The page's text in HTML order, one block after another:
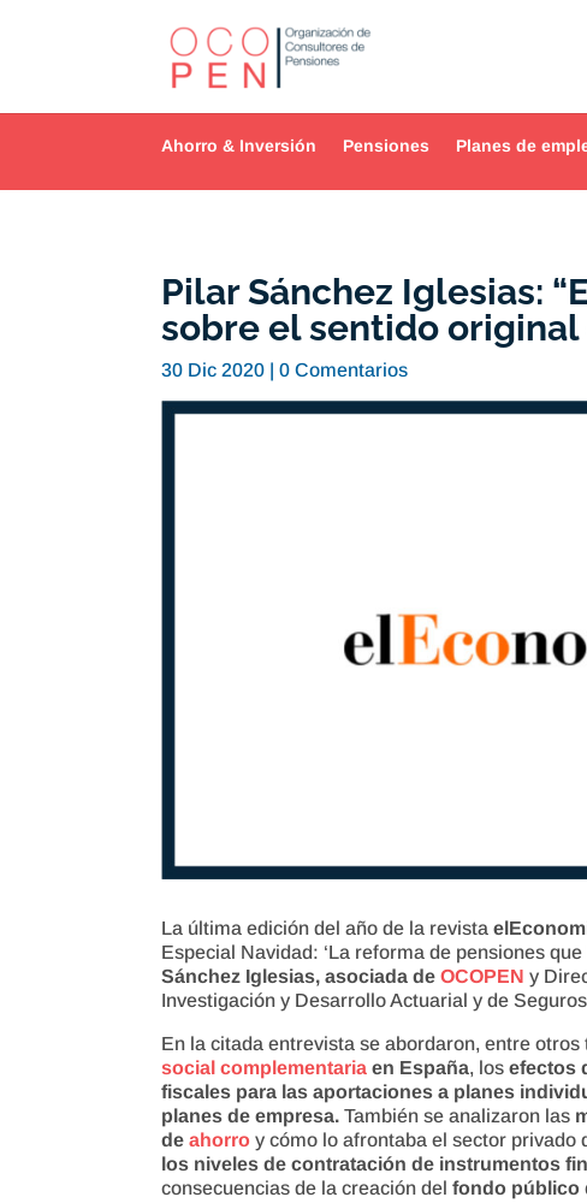
Ahorro & Inversión Pensiones Planes de
Pilar Sánchez Iglesias:
sobre el sentido
30 Dic 2020 |0 Comentarios
La última edición del año de la revista
Especial Navidad: ‘La reforma de pensiones
Sánchez Iglesias, asociada deOCOPEN y
Investigación y Desarrollo Actuarial y de
En la citada entrevista se abordaron, entre otros
social complementaria en España, losefectos
fiscales para las aportaciones a planes
planes de empresa. También se analizaron las
deahorro y cómo lo afrontaba el sector privado
los niveles de contratación de instrumentos
consecuencias de la creación delfondo público